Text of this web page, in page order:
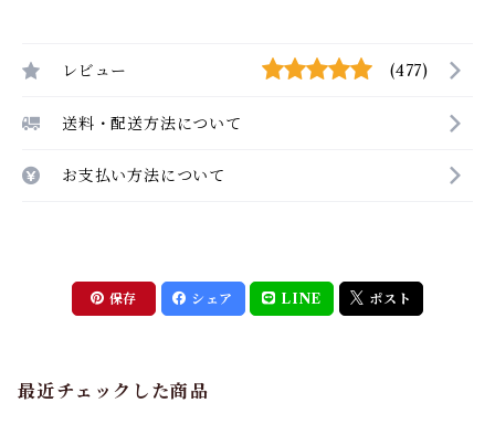
レビュー (477)
送料・配送方法について
お支払い方法について
保存 シェア LINE ポスト
最近チェックした商品